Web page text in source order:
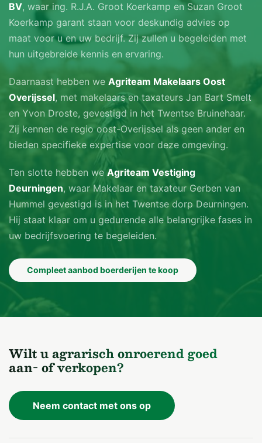
Gevels: Gemetselde spouwmuren
Spantconstructie: Stalen spanten
Dakbedekking: Asbesthoudende golfplaten op een met
isolatieplaten beschoten kap.
Mestopslag: Ca. 800 m³
Inrichting: Aan beide zijgevels een centrale gang, 8
afdelingen voor 96 vleesvarkens op betonnen
roostervloeren in combinatie met een dichte vloer,
betonnen en kunststof hokafscheiding.
- Aantal plaatsen: 768 plaatsen
- Voeren: Automatisch brijvoersysteem
- Ventilatie: Mechanische voergangventilatie, in
combinatie met een combi-luchtwasser.
VARKENSSTAL 3
BV, waar ing. R.J.A. Groot Koerkamp en Suzan Groot
Koerkamp garant staan voor deskundig advies op
maat voor u en uw bedrijf. Zij zullen u begeleiden met
hun uitgebreide kennis en ervaring.
Daarnaast hebben we Agriteam Makelaars Oost
Overijssel, met makelaars en taxateurs Jan Bart Smelt
en Yvon Droste, gevestigd in het Twentse Bruinehaar.
Zij kennen de regio oost-Overijssel als geen ander en
bieden specifieke expertise voor deze omgeving.
Ten slotte hebben we Agriteam Vestiging
Deurningen, waar Makelaar en taxateur Gerben van
Hummel gevestigd is in het Twentse dorp Deurningen.
Hij staat klaar om u gedurende alle belangrijke fases in
uw bedrijfsvoering te begeleiden.
Compleet aanbod boerderijen te koop
Wilt u agrarisch onroerend goed
aan- of verkopen?
Neem contact met ons op